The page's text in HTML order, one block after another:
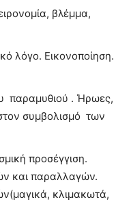
βλέμμα,
λόγο. Εικονοποίηση.
παραμυθιού . Ήρωες,
συμβολισμό των
προσέγγιση.
και παραλλαγών.
κλιμακωτά,